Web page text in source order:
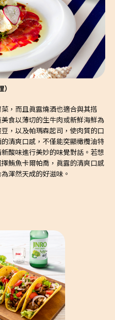
，而且眞露燒酒也適合與其搭
食以薄切的生牛肉或新鮮海鮮為
，以及帕瑪森起司，使肉質的口
清爽口感，不僅能突顯橄欖油特
酸味進行美妙的味覺對話。若想
鮪魚卡爾帕喬，眞露的清爽口感
渾然天成的好滋味。